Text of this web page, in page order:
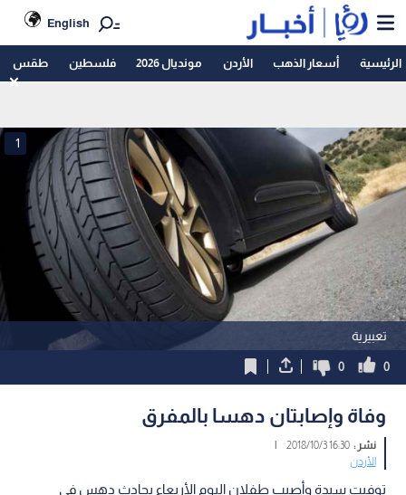
English
الرئيسية أسعار الذهب الأردن مونديال 2026 فلسطين طقس
تعبيرية
1
0
0
وفاة وإصابتان دهسا بالمفرق
نشر :16:30 2018/10/3
|
الأردن
توفيت سيدة وأصيب طفلان اليوم الأربعاء بحادث دهس في